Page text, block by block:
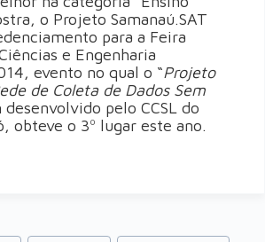
o Projeto Samanaú.SAT
para a Feira
e Engenharia
evento no qual o “Projeto
de Coleta de Dados Sem
pelo CCSL do
obteve o 3º lugar este ano.